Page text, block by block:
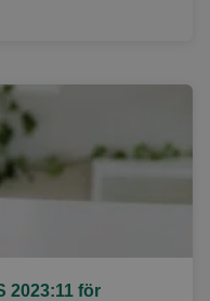
2023:11 för